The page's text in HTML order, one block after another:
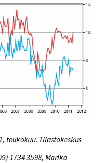
toukokuu. Tilastokeskus
1734 3598, Marika